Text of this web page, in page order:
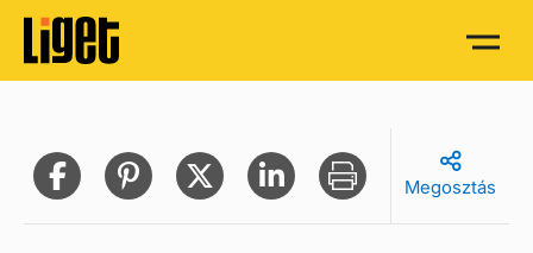
Megosztás